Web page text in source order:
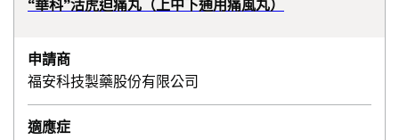
“華科”活虎迫痛丸（上中下通用痛風丸）
申請商
福安科技製藥股份有限公司
適應症